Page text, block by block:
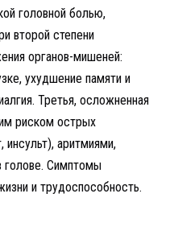
головной болью,
второй степени
органов-мишеней:
ухудшение памяти и
Третья, осложненная
риском острых
аритмиями,
Симптомы
и трудоспособность.